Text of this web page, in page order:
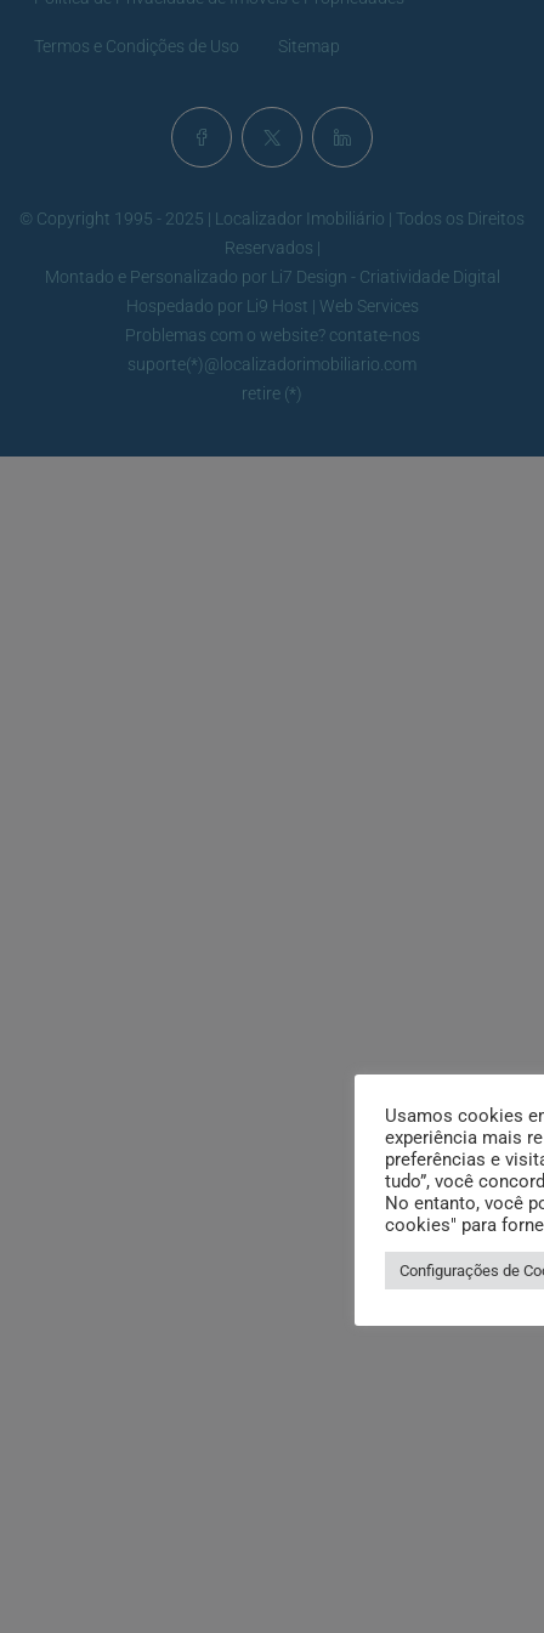
Termos e Condições de Uso Sitemap
© Copyright 1995 - 2025 | Localizador Imobiliário | Todos os Direitos
Reservados |
Montado e Personalizado por Li7 Design - Criatividade Digital
Hospedado por Li9 Host | Web Services
Problemas com o website? contate-nos
suporte(*)@localizadorimobiliario.com
retire (*)
Usamos cookies
experiência mais
preferências e
tudo”, você
No entanto, você
cookies" para
Configurações de